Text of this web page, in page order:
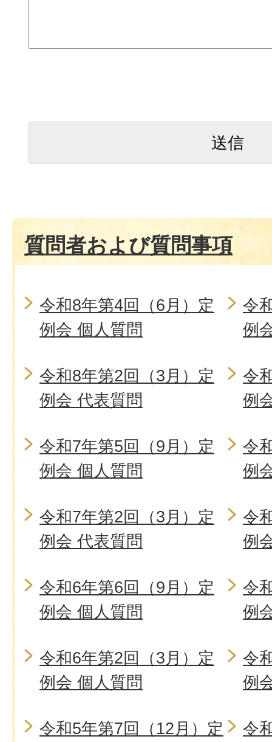
質問者および質問事項
令和8年第4回（6月）定
例会 個人質問
令
例
令和8年第2回（3月）定
例会 代表質問
令
例
令和7年第5回（9月）定
例会 個人質問
令
例
令和7年第2回（3月）定
例会 代表質問
令
例
令和6年第6回（9月）定
例会 個人質問
令
例
令和6年第2回（3月）定
例会 個人質問
令
例
令和5年第7回（12月）定
令